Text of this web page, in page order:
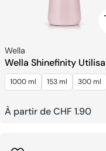
Fournisseur:
Wella
Wella Shinefinity
De La Bouteille
D'activateur
1000 ml 153 ml 300 ml
Prix
À partir de CHF 1.90